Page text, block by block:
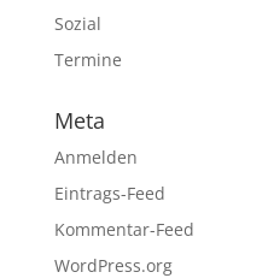
Sozial
Termine
Meta
Anmelden
Eintrags-Feed
Kommentar-Feed
WordPress.org